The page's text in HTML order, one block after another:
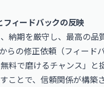
フィードバックの反映
納期を厳守し、最高の品
らの修正依頼（フィード
料で磨けるチャンス」と
ことで、信頼関係が構築